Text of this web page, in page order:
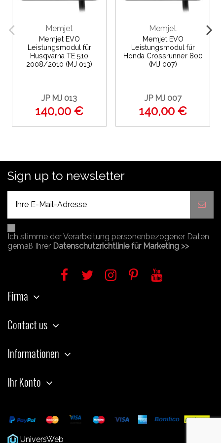
Memjet
Memjet EVO
Leistungsmodul für
Husqvarna TE 510
2008/2010 (MJ 013)
JP MJ 013
140,00 €
Memjet
Memjet EVO
Leistungsmodul für
Honda Crossrunner 800
(MJ 007)
JP MJ 007
140,00 €
Sign up to newsletter
Ich stimme der Verarbeitung personenbezogener Daten
gemäß Ihrer Datenschutzrichtlinie für Marketing >>
Firma
Contact us
Informationen
Ihr Konto
UniversWeb